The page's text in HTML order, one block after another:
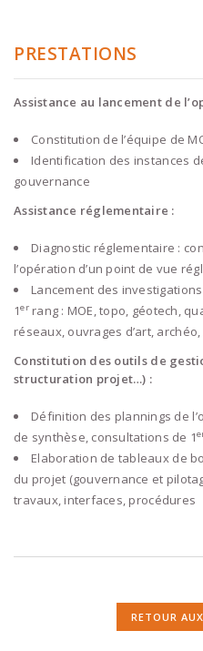
PRESTATIONS
Assistance au lancement de
Constitution de l’équipe de
Identification des instances
gouvernance
Assistance réglementaire :
Diagnostic réglementaire :
l’opération d’un point de vue
Lancement des
1errang : MOE, topo, géotech,
réseaux, ouvrages d’art,
Constitution des outils de
structuration projet…) :
Définition des plannings de
de synthèse, consultations de 1
Elaboration de tableaux de
du projet (gouvernance et
travaux, interfaces, procédures
RETOUR